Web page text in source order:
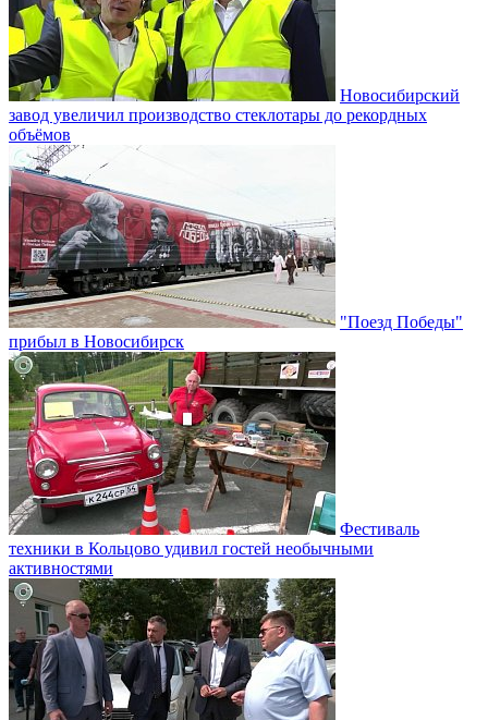
Новосибирский
завод увеличил производство стеклотары до рекордных
объёмов
"Поезд Победы"
прибыл в Новосибирск
Фестиваль
техники в Кольцово удивил гостей необычными
активностями